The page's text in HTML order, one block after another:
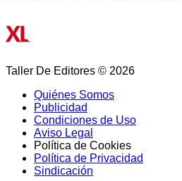
Taller De Editores © 2026
Quiénes Somos
Publicidad
Condiciones de Uso
Aviso Legal
Política de Cookies
Política de Privacidad
Sindicación